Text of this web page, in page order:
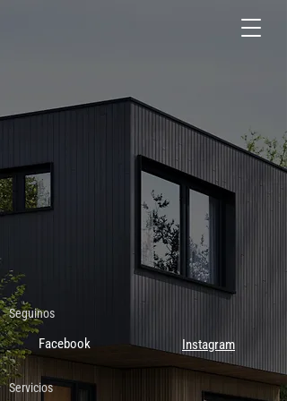
Seguinos
Facebook Instagram
Servicios